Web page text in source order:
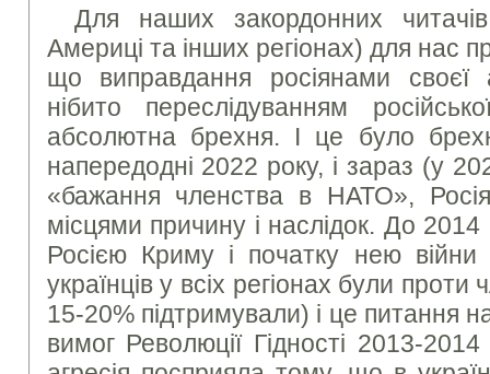
Для наших закордонних
Америці та інших регіонах) для нас
що виправдання росіянами своєї
нібито переслідуванням
абсолютна брехня. І це було
напередодні 2022 року, і зараз (у
«бажання членства в НАТО»,
місцями причину і наслідок. До 2014
Росією Криму і початку нею війни
українців у всіх регіонах були
15-20% підтримували) і це питання
вимог Революції Гідності 2013-